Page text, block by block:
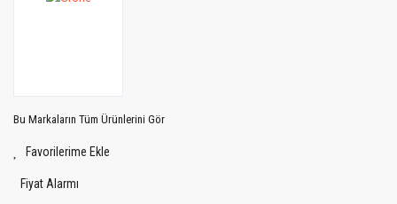
Bu Markaların Tüm Ürünlerini Gör
Fiyat Alarmı